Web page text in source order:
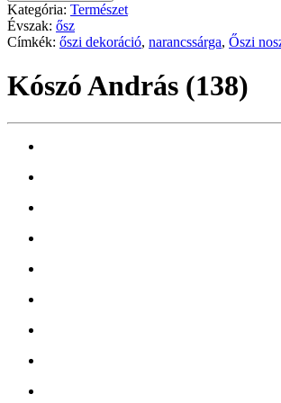
Kategória: Természet
Évszak: ősz
Címkék: őszi dekoráció, narancssárga, Őszi
Kószó András (138)